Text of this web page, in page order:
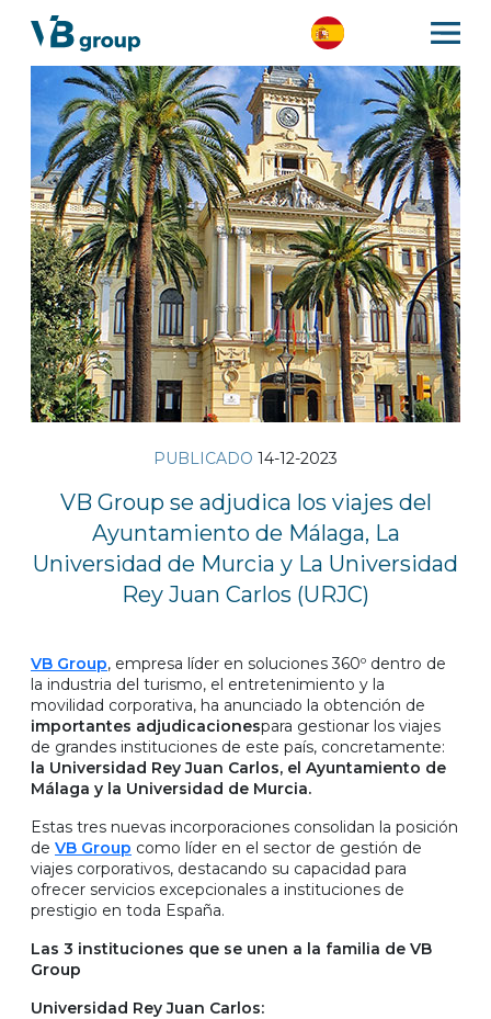
PUBLICADO 14-12-2023
VB Group se adjudica los viajes del
Ayuntamiento de Málaga, La
Universidad de Murcia y La Universidad
Rey Juan Carlos (URJC)
VB Group, empresa líder en soluciones 360º dentro de
la industria del turismo, el entretenimiento y la
movilidad corporativa, ha anunciado la obtención de
importantes adjudicacionespara gestionar los viajes
de grandes instituciones de este país, concretamente:
la Universidad Rey Juan Carlos, el Ayuntamiento de
Málaga y la Universidad de Murcia.
Estas tres nuevas incorporaciones consolidan la posición
de VB Group como líder en el sector de gestión de
viajes corporativos, destacando su capacidad para
ofrecer servicios excepcionales a instituciones de
prestigio en toda España.
Las 3 instituciones que se unen a la familia de VB
Group
Universidad Rey Juan Carlos: